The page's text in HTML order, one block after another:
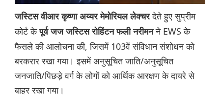
जस्टिस वीआर कृष्णा अय्यर मेमोरियल लेक्चरदेते हुए सुप्रीम
कोर्ट केपूर्व जज जस्टिस रोहिंटन फली नरीमनने EWS के
फैसले की आलोचना की, जिसमें 103वें संविधान संशोधन को
बरकरार रखा गया। इसमें अनुसूचित जाति/अनुसूचित
जनजाति/पिछड़े वर्ग के लोगों को आर्थिक आरक्षण के दायरे से
बाहर रखा गया।